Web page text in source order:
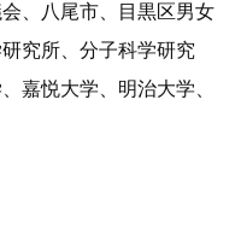
、八尾市、目黒区男女
究所、分子科学研究
嘉悦大学、明治大学、